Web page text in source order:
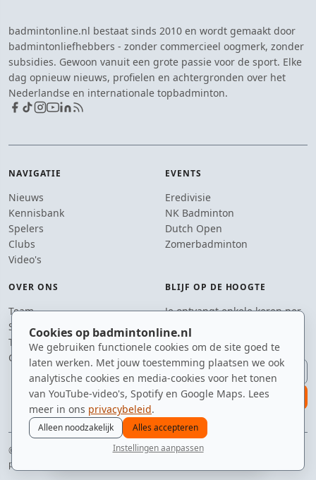
Cookies op badmintonline.nl
We gebruiken functionele cookies om de site goed te
laten werken. Met jouw toestemming plaatsen we ook
analytische cookies en media-cookies voor het tonen
van YouTube-video's, Spotify en Google Maps. Lees
meer in ons privacybeleid.
Alleen noodzakelijk
Alles accepteren
Instellingen aanpassen
badmintonline.nl bestaat sinds 2010 en wordt gemaakt door
badmintonliefhebbers - zonder commercieel oogmerk, zonder
subsidies. Gewoon vanuit een grote passie voor de sport. Elke
dag opnieuw nieuws, profielen en achtergronden over het
Nederlandse en internationale topbadminton.
NAVIGATIE
Nieuws
Kennisbank
Spelers
Clubs
Video's
EVENTS
Eredivisie
NK Badminton
Dutch Open
Zomerbadminton
OVER ONS
Team
Supporters
Tip de redactie
Contact
BLIJF OP DE HOOGTE
Je ontvangt enkele keren per
jaar een e-mail met het
laatste badmintonnieuws.
E-mailadres
aanmelden
© 2010–2026 badmintonline.nl · geen excuses, gewoon badminton
privacy
spelers ranglijst zomer